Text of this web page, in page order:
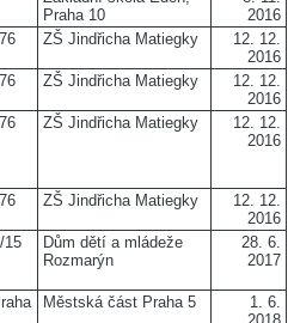
Praha 10
2016
ZŠ Jindřicha Matiegky
12. 12.
2016
ZŠ Jindřicha Matiegky
12. 12.
2016
ZŠ Jindřicha Matiegky
12. 12.
2016
ZŠ Jindřicha Matiegky
12. 12.
2016
15
Dům dětí a mládeže
Rozmarýn
28. 6.
2017
Městská část Praha 5
1. 6.